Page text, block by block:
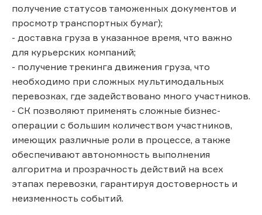
получение статусов таможенных документов и
просмотр транспортных бумаг);
- доставка груза в указанное время, что важно
для курьерских компаний;
- получение трекинга движения груза, что
необходимо при сложных мультимодальных
перевозках, где задействовано много участников.
- СК позволяют применять сложные бизнес-
операции с большим количеством участников,
имеющих различные роли в процессе, а также
обеспечивают автономность выполнения
алгоритма и прозрачность действий на всех
этапах перевозки, гарантируя достоверность и
неизменность событий.